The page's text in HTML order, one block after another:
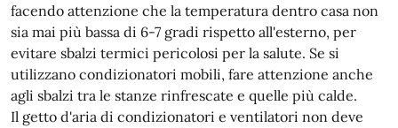
facendo attenzione che la temperatura dentro casa non
sia mai più bassa di 6-7 gradi rispetto all'esterno, per
evitare sbalzi termici pericolosi per la salute. Se si
utilizzano condizionatori mobili, fare attenzione anche
agli sbalzi tra le stanze rinfrescate e quelle più calde.
Il getto d'aria di condizionatori e ventilatori non deve